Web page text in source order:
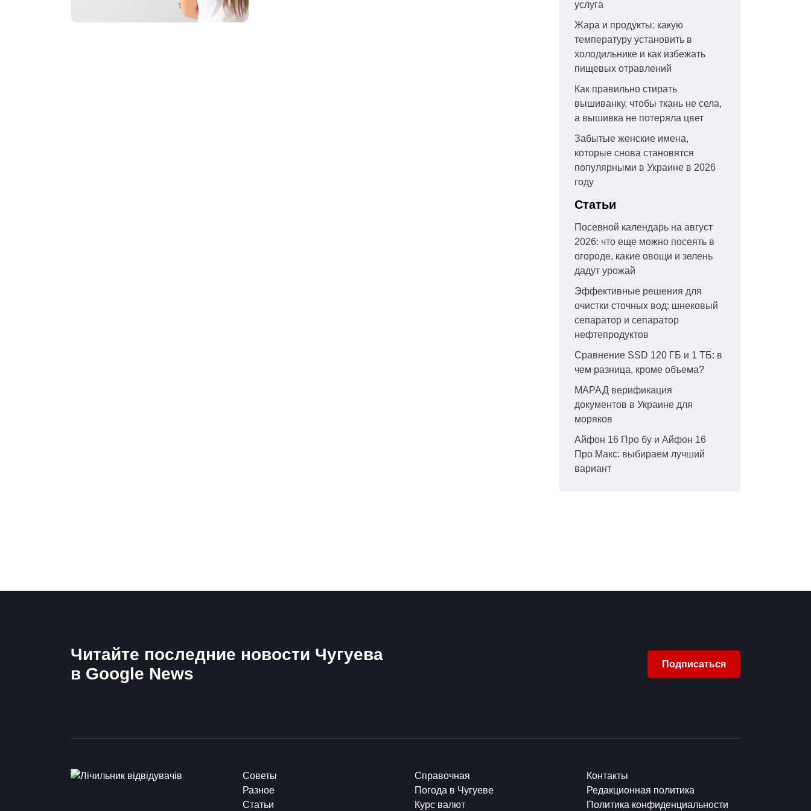
услуга
Жара и продукты: какую
температуру установить в
холодильнике и как избежать
пищевых отравлений
Как правильно стирать
вышиванку, чтобы ткань не села,
а вышивка не потеряла цвет
Забытые женские имена,
которые снова становятся
популярными в Украине в 2026
году
Статьи
Посевной календарь на август
2026: что еще можно посеять в
огороде, какие овощи и зелень
дадут урожай
Эффективные решения для
очистки сточных вод: шнековый
сепаратор и сепаратор
нефтепродуктов
Сравнение SSD 120 ГБ и 1 ТБ: в
чем разница, кроме объема?
МАРАД верификация
документов в Украине для
моряков
Айфон 16 Про бу и Айфон 16
Про Макс: выбираем лучший
вариант
Читайте последние новости Чугуева
в Google News
Подписаться
Советы
Разное
Статьи
Справочная
Погода в Чугуеве
Курс валют
Контакты
Редакционная политика
Политика конфиденциальности